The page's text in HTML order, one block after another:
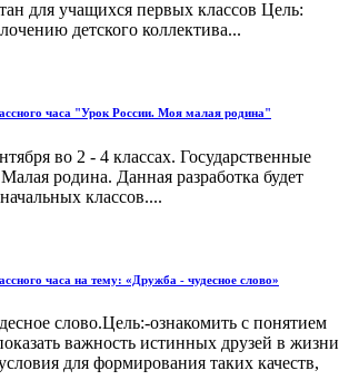
для учащихся первых классов Цель:
детского коллектива...
часа "Урок России. Моя малая родина"
во 2 - 4 классах. Государственные
родина. Данная разработка будет
классов....
часа на тему: «Дружба - чудесное слово»
слово.Цель:-ознакомить с понятием
важность истинных друзей в жизни
для формирования таких качеств,